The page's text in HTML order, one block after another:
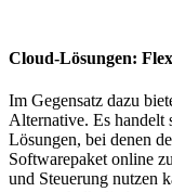
Cloud-Lösungen:
Im Gegensatz dazu
Alternative. Es handelt
Lösungen, bei denen
Softwarepaket online
und Steuerung nutzen